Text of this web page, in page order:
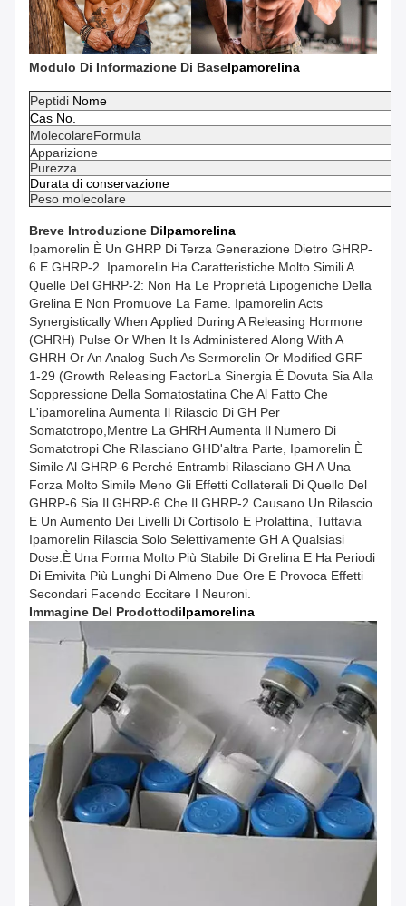
Modulo Di Informazione Di BaseIpamorelina
Peptidi Nome
Cas No.
MolecolareFormula
Apparizione
Purezza
Durata di conservazione
Peso molecolare
Breve Introduzione DiIpamorelina
Ipamorelin È Un GHRP Di Terza Generazione Dietro GHRP-
6 E GHRP-2. Ipamorelin Ha Caratteristiche Molto Simili A
Quelle Del GHRP-2: Non Ha Le Proprietà Lipogeniche Della
Grelina E Non Promuove La Fame. Ipamorelin Acts
Synergistically When Applied During A Releasing Hormone
(GHRH) Pulse Or When It Is Administered Along With A
GHRH Or An Analog Such As Sermorelin Or Modified GRF
1-29 (growth Releasing FactorLa Sinergia È Dovuta Sia Alla
Soppressione Della Somatostatina Che Al Fatto Che
L'ipamorelina Aumenta Il Rilascio Di GH Per
Somatotropo,mentre La GHRH Aumenta Il Numero Di
Somatotropi Che Rilasciano GHD'altra Parte, Ipamorelin È
Simile Al GHRP-6 Perché Entrambi Rilasciano GH A Una
Forza Molto Simile Meno Gli Effetti Collaterali Di Quello Del
GHRP-6.Sia Il GHRP-6 Che Il GHRP-2 Causano Un Rilascio
E Un Aumento Dei Livelli Di Cortisolo E Prolattina, Tuttavia
Ipamorelin Rilascia Solo Selettivamente GH A Qualsiasi
Dose.è Una Forma Molto Più Stabile Di Grelina E Ha Periodi
Di Emivita Più Lunghi Di Almeno Due Ore E Provoca Effetti
Secondari Facendo Eccitare I Neuroni.
Immagine Del ProdottoDiIpamorelina